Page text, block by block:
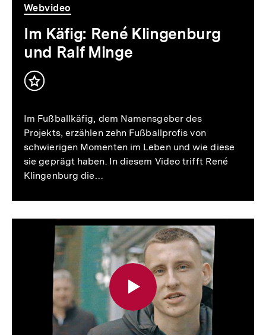
Video
Dauer
7
Min.
Webvideo
Im Käfig: René Klingenburg
und Ralf Minge
Inhalt
Im Fußballkäfig, dem Namensgeber des
Projekts, erzählen zehn Fußballprofis von
schwierigen Momenten im Leben und wie diese
sie geprägt haben. In diesem Video trifft René
Klingenburg die…